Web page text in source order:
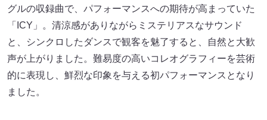
グルの収録曲で、パフォーマンスへの期待が高まっていた
「ICY」。清涼感がありながらミステリアスなサウンド
と、シンクロしたダンスで観客を魅了すると、自然と大歓
声が上がりました。難易度の高いコレオグラフィーを芸術
的に表現し、鮮烈な印象を与える初パフォーマンスとなり
ました。